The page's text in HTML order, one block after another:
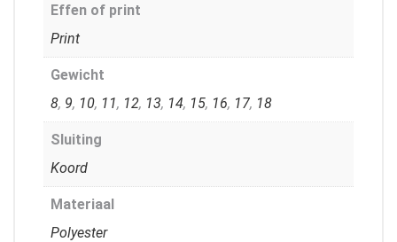
Effen of print
Print
Gewicht
8, 9, 10, 11, 12, 13, 14, 15, 16, 17, 18
Sluiting
Koord
Materiaal
Polyester